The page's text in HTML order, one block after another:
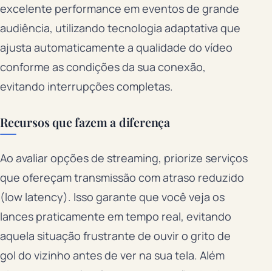
excelente performance em eventos de grande
audiência, utilizando tecnologia adaptativa que
ajusta automaticamente a qualidade do vídeo
conforme as condições da sua conexão,
evitando interrupções completas.
Recursos que fazem a diferença
Ao avaliar opções de streaming, priorize serviços
que ofereçam transmissão com atraso reduzido
(low latency). Isso garante que você veja os
lances praticamente em tempo real, evitando
aquela situação frustrante de ouvir o grito de
gol do vizinho antes de ver na sua tela. Além